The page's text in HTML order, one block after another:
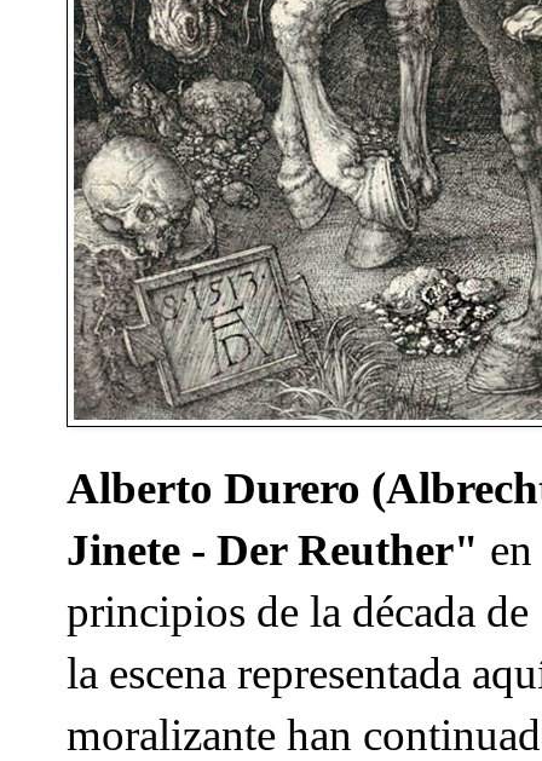
Alberto Durero
Jinete - Der Reuther"
principios de la década
la escena representada
moralizante han